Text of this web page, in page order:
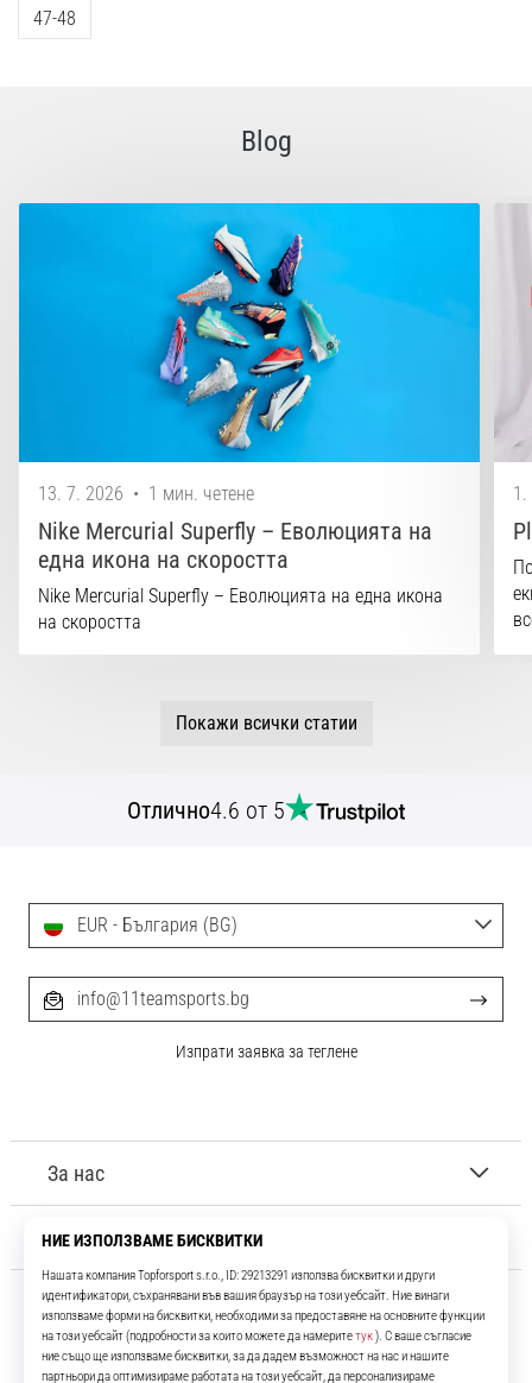
47-48
Blog
13. 7. 2026 • 1 мин. четене
Nike Mercurial Superfly – Еволюцията на
една икона на скоростта
Nike Mercurial Superfly – Еволюцията на една икона
на скоростта
1.
Покажи всички статии
Отлично4.6 от 5
За нас
Обслужване на клиенти
EUR - България (BG)
info@11teamsports.bg
Изпрати заявка за теглене